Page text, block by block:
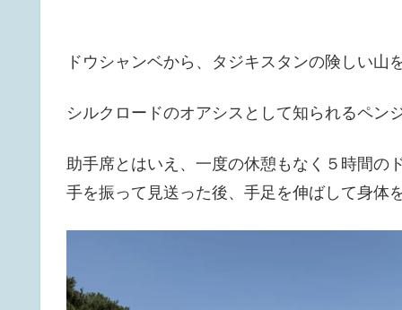
ドウシャンベから、タジキスタンの険しい山
シルクロードのオアシスとして知られるペン
助手席とはいえ、一度の休憩もなく５時間の
手を振って見送った後、手足を伸ばして身体